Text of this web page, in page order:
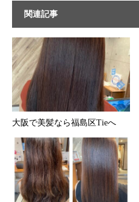
関連記事
大阪で美髪なら福島区Tieへ